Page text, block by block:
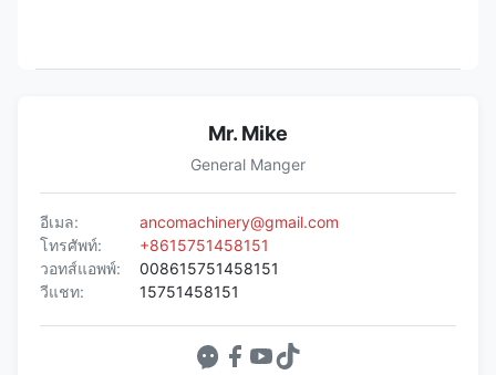
Mr. Mike
General Manger
อีเมล:
ancomachinery@gmail.com
โทรศัพท์:
+8615751458151
วอทส์แอพพ์:
008615751458151
วีแชท:
15751458151